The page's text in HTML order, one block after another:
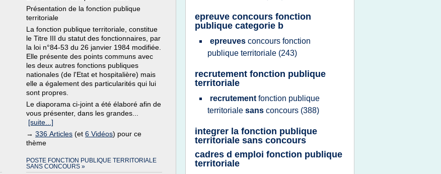
Présentation de la fonction publique
territoriale
La fonction publique territoriale, constitue
le Titre III du statut des fonctionnaires, par
la loi n°84-53 du 26 janvier 1984 modifiée.
Elle présente des points communs avec
les deux autres fonctions publiques
nationales (de l'Etat et hospitalière) mais
elle a également des particularités qui lui
sont propres.
Le diaporama ci-joint a été élaboré afin de
vous présenter, dans les grandes...
[suite...]
→ 336 Articles (et 6 Vidéos) pour ce
thème
POSTE FONCTION PUBLIQUE TERRITORIALE
SANS CONCOURS »
epreuve concours fonction
publique categorie b
epreuves concours fonction
publique territoriale (243)
recrutement fonction publique
territoriale
recrutement fonction publique
territoriale sans concours (388)
integrer la fonction publique
territoriale sans concours
cadres d emploi fonction publique
territoriale